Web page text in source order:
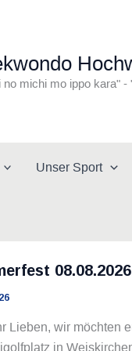
no michi mo ippo kara"
Unser Sport
08.08.2026
Lieben, wir möchten
in